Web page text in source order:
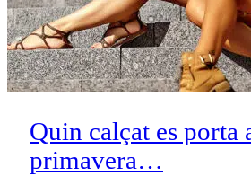
Quin calçat es porta
primavera…